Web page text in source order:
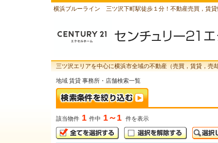
横浜ブルーライン 三ツ沢下町駅徒歩１分！不動産売買，賃
三ツ沢エリアを中心に横浜市全域の不動産（売買，賃貸，
地域 賃貸 事務所・店舗検索一覧
該当物件 1 件中 1～1 件を表示